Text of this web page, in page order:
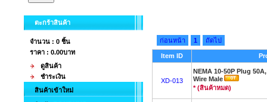
ตะกร้าสินค้า
จำนวน : 0 ชิ้น
ราคา : 0.00บาท
ดูสินค้า
ชำระเงิน
สินค้าเข้าใหม่
ก่อนหน้า 1 ถัดไป
Item ID
XD-013
NEMA 10-50P Plug
Wire Male
* (สินค้าหมด)